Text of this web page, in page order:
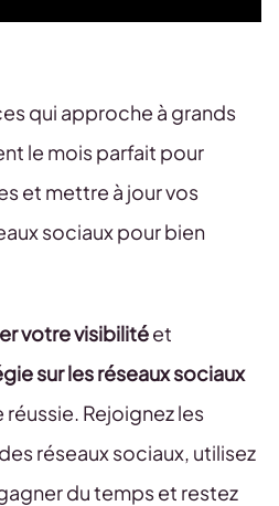
qui approche à grands
le mois parfait pour
et mettre à jour vos
sociaux pour bien
votre visibilitéet
sur les réseaux sociaux
Rejoignez les
réseaux sociaux, utilisez
du temps et restez